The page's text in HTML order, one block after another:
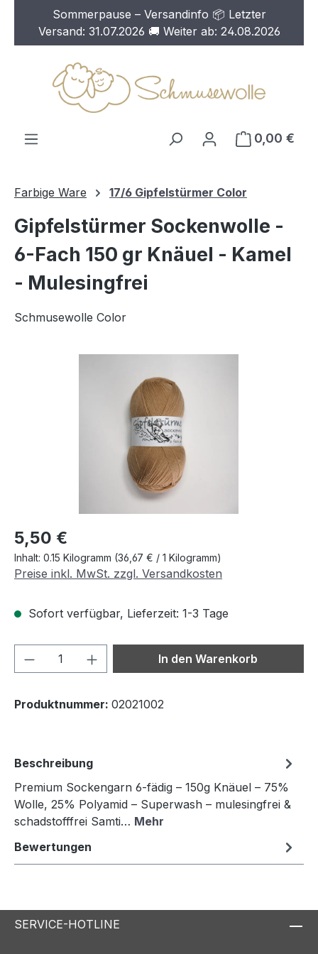
Zum Hauptinhalt springen
Sommerpause – Versandinfo 📦 Letzter
Versand: 31.07.2026 🚚 Weiter ab: 24.08.2026
0,00 €
Farbige Ware 17/6 Gipfelstürmer Color
Gipfelstürmer Sockenwolle -
6-Fach 150 gr Knäuel - Kamel
- Mulesingfrei
Schmusewolle Color
Regulärer Preis:
5,50 €
Inhalt: 0.15 Kilogramm (36,67 € / 1 Kilogramm)
Preise inkl. MwSt. zzgl. Versandkosten
Sofort verfügbar, Lieferzeit: 1-3 Tage
Produkt Anzahl: Gib denIn den Warenkorb
Produktnummer: 02021002
Beschreibung
Premium Sockengarn 6-fädig – 150g Knäuel – 75%
Wolle, 25% Polyamid – Superwash – mulesingfrei &
schadstofffrei Samti… Mehr
Bewertungen
SERVICE-HOTLINE